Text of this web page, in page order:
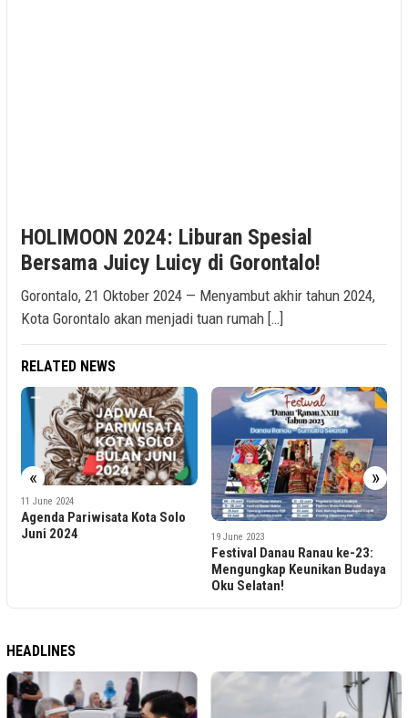
HOLIMOON 2024: Liburan Spesial
Bersama Juicy Luicy di Gorontalo!
Gorontalo, 21 Oktober 2024 — Menyambut akhir tahun 2024,
Kota Gorontalo akan menjadi tuan rumah […]
RELATED NEWS
« »
11 June 2024
Agenda Pariwisata Kota Solo
Juni 2024
19 June 2023
Festival Danau Ranau ke-23:
Mengungkap Keunikan Budaya
Oku Selatan!
HEADLINES